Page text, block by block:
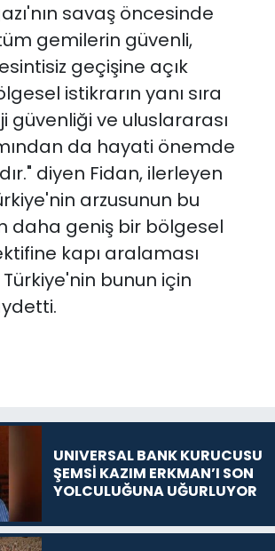
savaş öncesinde
gemilerin güvenli,
geçişine açık
istikrarın yanı sıra
güvenliği ve uluslararası
da hayati önemde
diyen Fidan, ilerleyen
arzusunun bu
daha geniş bir bölgesel
kapı aralaması
bunun için
UNIVERSAL BANK KURUCUSU
ŞEMSİ KAZIM ERKMAN’I SON
YOLCULUĞUNA UĞURLUYOR